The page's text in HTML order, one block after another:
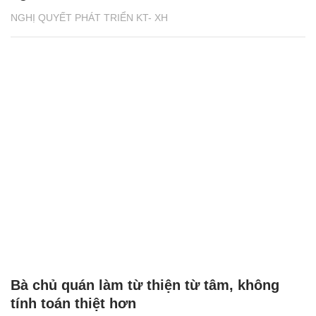
NGHỊ QUYẾT PHÁT TRIỂN KT- XH
Bà chủ quán làm từ thiện từ tâm, không
tính toán thiệt hơn